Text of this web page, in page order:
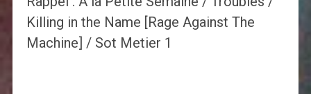
Killing in the Name [Rage Against The
Machine] / Sot Metier 1